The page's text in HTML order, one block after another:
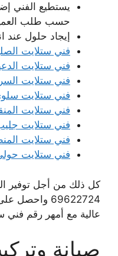
يستطيع الفني
حسب طلب
إيجاد حلول عند
فني ستلايت
فني ستلايت
فني ستلايت
فني ستلايت
فني ستلايت
فني ستلايت
فني ستلايت
فني ستلايت
كل ذلك من أجل توفير
69622724
عالية مع أمهر رقم فني
صيانة